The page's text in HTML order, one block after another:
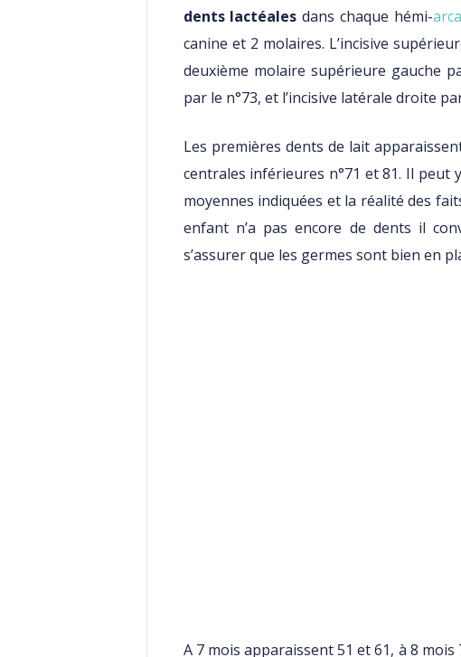
dents lactéales dans chaque hémi-
canine et 2 molaires. L’incisive
deuxième molaire supérieure gauche
par le n°73, et l’incisive latérale droite
Les premières dents de lait
centrales inférieures n°71 et 81. Il peut
moyennes indiquées et la réalité des
enfant n’a pas encore de dents il
s’assurer que les germes sont bien en
A 7 mois apparaissent 51 et 61, à 8 mois